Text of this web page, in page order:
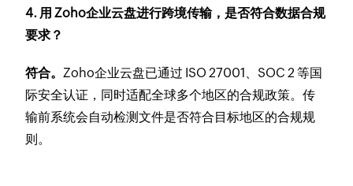
4. 用 Zoho企业云盘进行跨境传输，是否符合数据合规
要求？
符合。Zoho企业云盘已通过 ISO 27001、SOC 2 等国
际安全认证，同时适配全球多个地区的合规政策。传
输前系统会自动检测文件是否符合目标地区的合规规
则。